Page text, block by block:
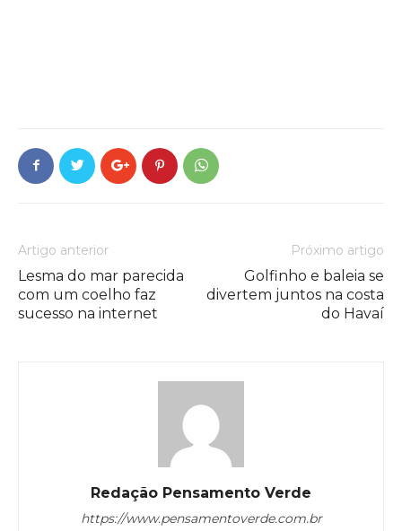
Artigo anterior
Lesma do mar parecida
com um coelho faz
sucesso na internet
Próximo artigo
Golfinho e baleia se
divertem juntos na costa
do Havaí
Redação Pensamento Verde
https://www.pensamentoverde.com.br